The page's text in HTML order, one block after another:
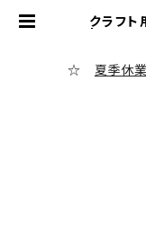
クラフ
☆ 夏季休